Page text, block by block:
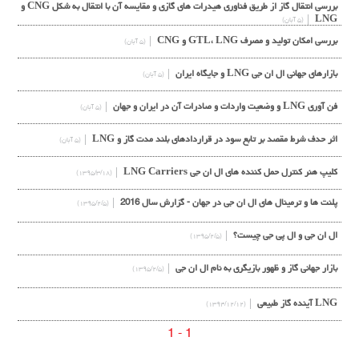
بررسی انتقال گاز از طریق فناوری هیدرات های گازی و مقایسه آن با انتقال به شکل CNG و
LNG
(۵ آبان)
بررسی امکان تولید و مصرف GTL، LNG و CNG (۵ آبان)
بازارهای جهانی ال ان جی LNG و جایگاه ایران (۵ آبان)
فن آوری LNG و وضعیت واردات و صادرات آن در ایران و جهان (۵ آبان)
اثر حدف شرط مقصد بر تابع سود در قراردادهای بلند مدت گاز و LNG (۵ آبان)
کلیپ هنر کنترل حمل کننده های ال ان جی LNG Carriers (۱۳۹۵/۳/۱۸)
پلنت ها و ترمینال های ال ان جی در جهان - گزارش سال 2016 (۱۳۹۵/۲/۵)
ال ان جی و ال پی جی چیست؟ (۱۳۹۵/۲/۵)
بازار جهانی گاز و ظهور بازیگری به نام ال ان جی (۱۳۹۵/۲/۵)
LNG آینده گاز طبیعی (۱۳۹۴/۱۲/۱۲)
1 - 1